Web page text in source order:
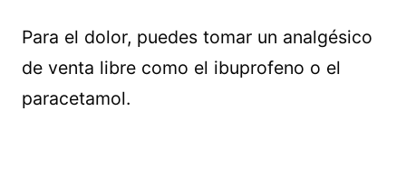
Para el dolor, puedes tomar un analgésico
de venta libre como el ibuprofeno o el
paracetamol.